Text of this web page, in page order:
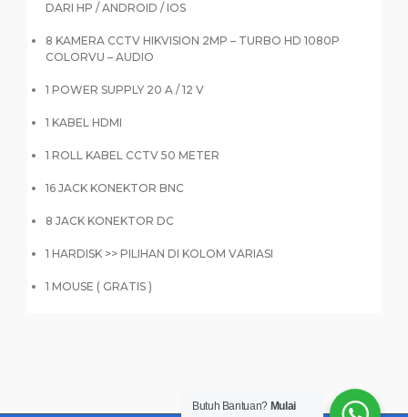
DARI HP / ANDROID / IOS
8 KAMERA CCTV HIKVISION 2MP – TURBO HD 1080P
COLORVU – AUDIO
1 POWER SUPPLY 20 A / 12 V
1 KABEL HDMI
1 ROLL KABEL CCTV 50 METER
16 JACK KONEKTOR BNC
8 JACK KONEKTOR DC
1 HARDISK >> PILIHAN DI KOLOM VARIASI
1 MOUSE ( GRATIS )
Butuh Bantuan? Mulai